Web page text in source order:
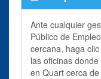
Ante cualquier
Público de
cercana, haga
las oficinas
en Quart cerca